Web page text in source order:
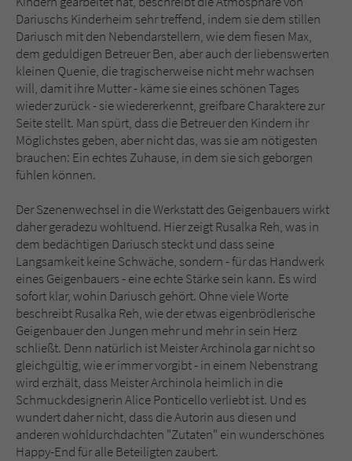
Dariuschs Kinderheim sehr treffend, indem sie dem stillen
Dariusch mit den Nebendarstellern, wie dem fiesen Max,
dem geduldigen Betreuer Ben, aber auch der liebenswerten
kleinen Quenie, die tragischerweise nicht mehr wachsen
will, damit ihre Mutter - käme sie eines schönen Tages
wieder zurück - sie wiedererkennt, greifbare Charaktere zur
Seite stellt. Man spürt, dass die Betreuer den Kindern ihr
Möglichstes geben, aber nicht das, was sie am nötigesten
brauchen: Ein echtes Zuhause, in dem sie sich geborgen
fühlen können.
Der Szenenwechsel in die Werkstatt des Geigenbauers wirkt
daher geradezu wohltuend. Hier zeigt Rusalka Reh, was in
dem bedächtigen Dariusch steckt und dass seine
Langsamkeit keine Schwäche, sondern - für das Handwerk
eines Geigenbauers - eine echte Stärke sein kann. Es wird
sofort klar, wohin Dariusch gehört. Ohne viele Worte
beschreibt Rusalka Reh, wie der etwas eigenbrödlerische
Geigenbauer den Jungen mehr und mehr in sein Herz
schließt. Denn natürlich ist Meister Archinola gar nicht so
gleichgültig, wie er immer vorgibt - in einem Nebenstrang
wird erzhält, dass Meister Archinola heimlich in die
Schmuckdesignerin Alice Ponticello verliebt ist. Und es
wundert daher nicht, dass die Autorin aus diesen und
anderen wohldurchdachten "Zutaten" ein wunderschönes
Happy-End für alle Beteiligten zaubert.